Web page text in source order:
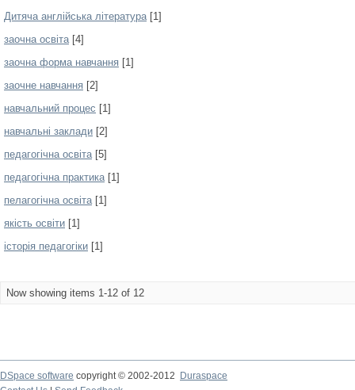
Дитяча англійська література[1]
заочна освіта[4]
заочна форма навчання [1]
заочне навчання [2]
навчальний процес [1]
навчальні заклади [2]
педагогічна освіта[5]
педагогічна практика[1]
пелагогічна освіта[1]
якість освіти [1]
історія педагогіки [1]
Now showing items 1-12 of 12
DSpace software copyright © 2002-2012
Duraspace